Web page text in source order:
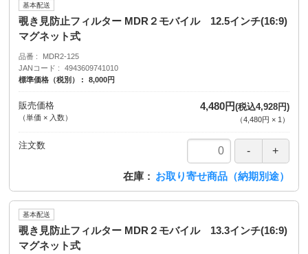
基本配送
覗き見防止フィルター MDR２モバイル 12.5インチ(16:9)
マグネット式
品番
MDR2-125
JANコード
4943609741010
標準価格（税別）
8,000円
販売価格
（単価 × 入数）
4,480円(税込4,928円)
（4,480円 × 1 ）
注文数
在庫 お取り寄せ商品（納期別途）
基本配送
覗き見防止フィルター MDR２モバイル 13.3インチ(16:9)
マグネット式